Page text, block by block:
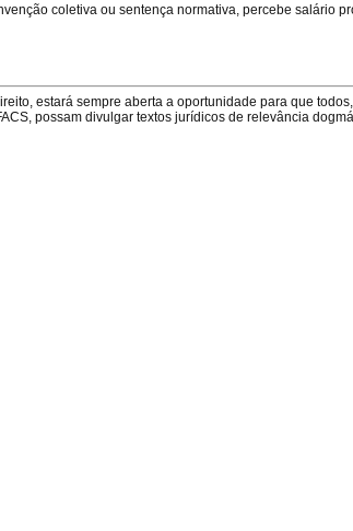
coletiva ou sentença normativa, percebe salário
estará sempre aberta a oportunidade para que
possam divulgar textos jurídicos de relevância